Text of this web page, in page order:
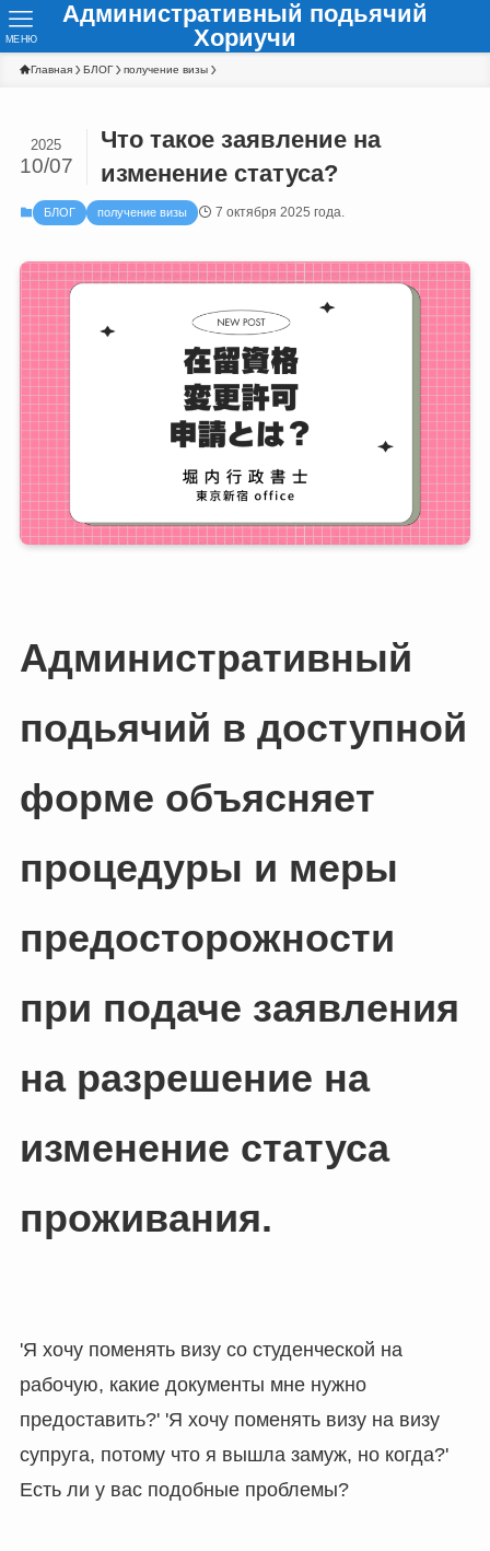
Административный подьячий
Хориучи
МЕНЮ
Главная БЛОГ получение визы
Что такое заявление на
изменение статуса?
2025
10/07
БЛОГ получение визы 7 октября 2025 года.
Административный
подьячий в доступной
форме объясняет
процедуры и меры
предосторожности
при подаче заявления
на разрешение на
изменение статуса
проживания.
'Я хочу поменять визу со студенческой на
рабочую, какие документы мне нужно
предоставить?' 'Я хочу поменять визу на визу
супруга, потому что я вышла замуж, но когда?'
Есть ли у вас подобные проблемы?